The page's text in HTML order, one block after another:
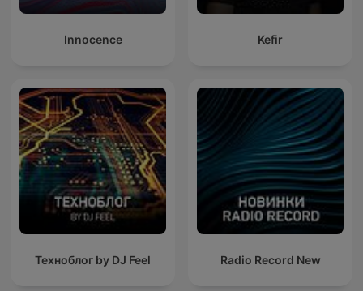
Innocence Kefir
Техноблог by DJ Feel Radio Record New